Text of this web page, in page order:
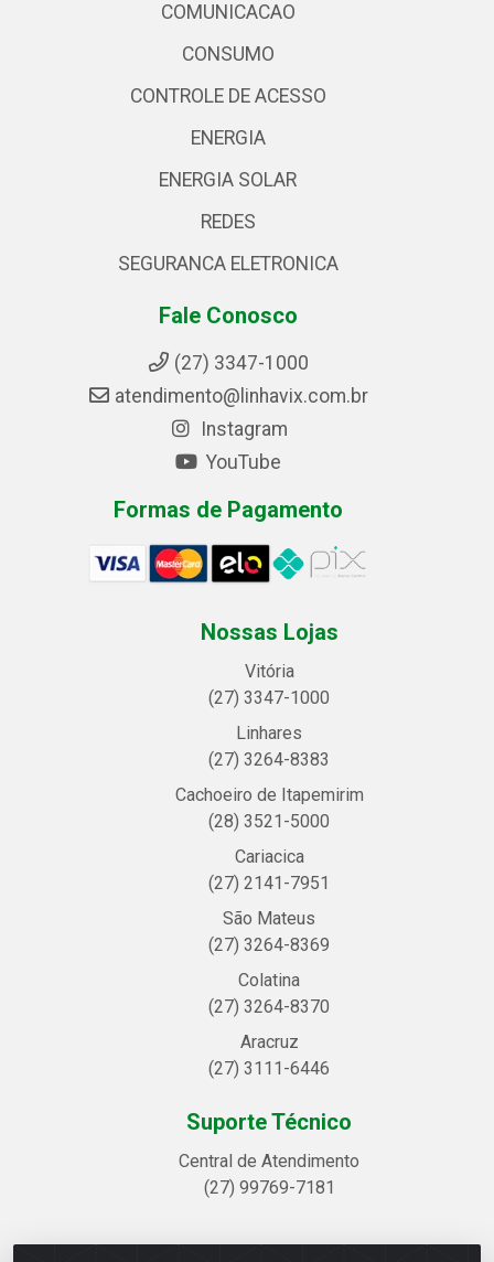
COMUNICACAO
CONSUMO
CONTROLE DE ACESSO
ENERGIA
ENERGIA SOLAR
REDES
SEGURANCA ELETRONICA
Fale Conosco
(27) 3347-1000
atendimento@linhavix.com.br
Instagram
YouTube
Formas de Pagamento
Nossas Lojas
Vitória
(27) 3347-1000
Linhares
(27) 3264-8383
Cachoeiro de Itapemirim
(28) 3521-5000
Cariacica
(27) 2141-7951
São Mateus
(27) 3264-8369
Colatina
(27) 3264-8370
Aracruz
(27) 3111-6446
Suporte Técnico
Central de Atendimento
(27) 99769-7181